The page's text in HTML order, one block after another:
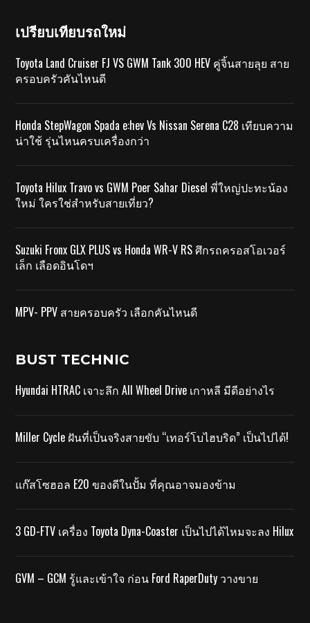
เปรียบเทียบรถใหม่
Toyota Land Cruiser FJ VS GWM Tank 300 HEV คู่จิ้นสายลุย สาย
ครอบครัวคันไหนดี
Honda StepWagon Spada e:hev Vs Nissan Serena C28 เทียบความ
น่าใช้ รุ่นไหนครบเครื่องกว่า
Toyota Hilux Travo vs GWM Poer Sahar Diesel พี่ใหญ่ปะทะน้อง
ใหม่ ใครใช่สำหรับสายเที่ยว?
Suzuki Fronx GLX PLUS vs Honda WR-V RS ศึกรถครอสโอเวอร์
เล็ก เลือดอินโดฯ
MPV- PPV สายครอบครัว เลือกคันไหนดี
BUST TECHNIC
Hyundai HTRAC เจาะลึก All Wheel Drive เกาหลี มีดีอย่างไร
Miller Cycle ฝันที่เป็นจริงสายขับ “เทอร์โบไฮบริด” เป็นไปได้!
แก๊สโซฮอล E20 ของดีในปั้ม ที่คุณอาจมองข้าม
3 GD-FTV เครื่อง Toyota Dyna-Coaster เป็นไปได้ไหมจะลง Hilux
GVM – GCM รู้และเข้าใจ ก่อน Ford RaperDuty วางขาย